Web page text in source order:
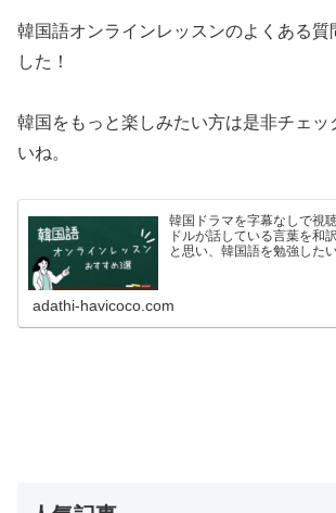
韓国語オンラインレッスンのよくある質
した！
韓国をもっと楽しみたい方は是非チェッ
いね。
韓国ドラマを字幕なしで視
ドルが話している言葉を和
と思い、韓国語を勉強した
adathi-havicoco.com